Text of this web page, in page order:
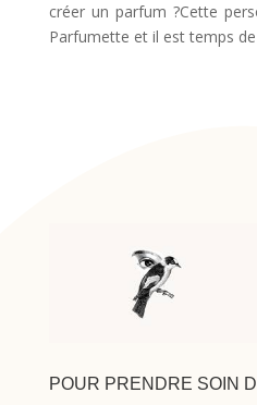
créer un parfum ?Cette
Parfumette et il est temps
POUR PRENDRE SOIN